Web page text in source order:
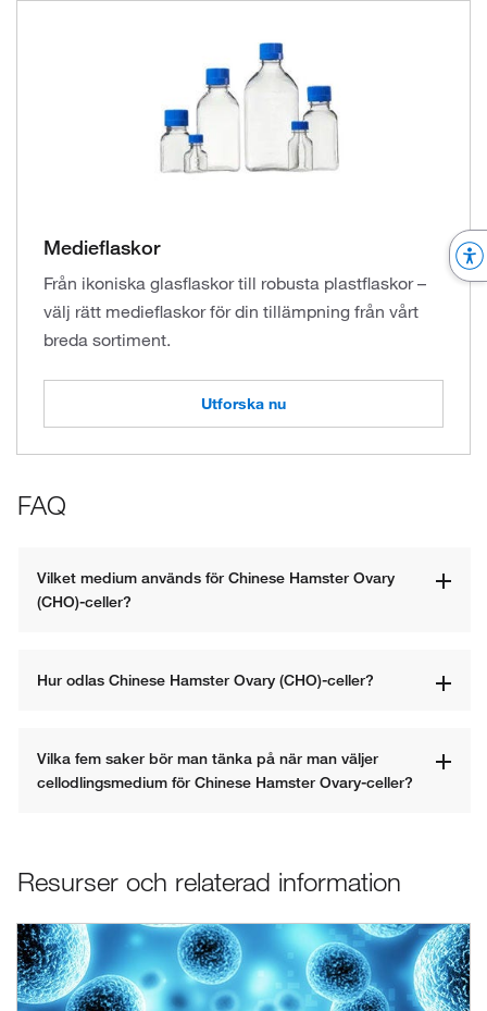
Medieflaskor
Från ikoniska glasflaskor till robusta plastflaskor –
välj rätt medieflaskor för din tillämpning från vårt
breda sortiment.
Utforska nu
FAQ
Vilket medium används för Chinese Hamster Ovary
(CHO)-celler?
Hur odlas Chinese Hamster Ovary (CHO)-celler?
Vilka fem saker bör man tänka på när man väljer
cellodlingsmedium för Chinese Hamster Ovary-celler?
Resurser och relaterad information